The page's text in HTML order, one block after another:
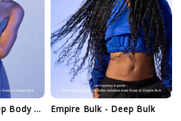
Empire Bulk - Deep Body Bulk Empire Bulk - Deep Bulk